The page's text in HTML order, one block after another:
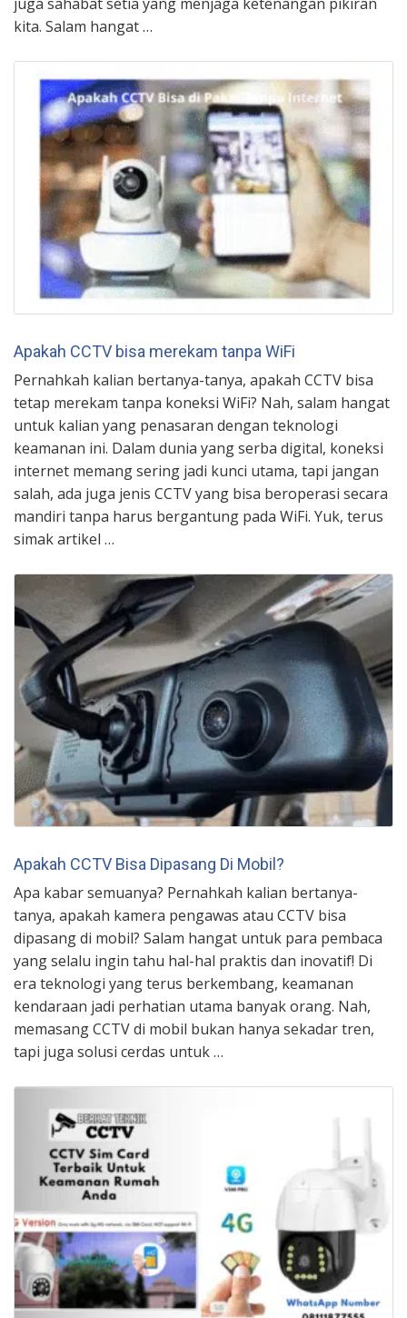
kita. Salam hangat …
Apakah CCTV bisa merekam tanpa WiFi
Pernahkah kalian bertanya-tanya, apakah CCTV bisa
tetap merekam tanpa koneksi WiFi? Nah, salam hangat
untuk kalian yang penasaran dengan teknologi
keamanan ini. Dalam dunia yang serba digital, koneksi
internet memang sering jadi kunci utama, tapi jangan
salah, ada juga jenis CCTV yang bisa beroperasi secara
mandiri tanpa harus bergantung pada WiFi. Yuk, terus
simak artikel …
Apakah CCTV Bisa Dipasang Di Mobil?
Apa kabar semuanya? Pernahkah kalian bertanya-
tanya, apakah kamera pengawas atau CCTV bisa
dipasang di mobil? Salam hangat untuk para pembaca
yang selalu ingin tahu hal-hal praktis dan inovatif! Di
era teknologi yang terus berkembang, keamanan
kendaraan jadi perhatian utama banyak orang. Nah,
memasang CCTV di mobil bukan hanya sekadar tren,
tapi juga solusi cerdas untuk …